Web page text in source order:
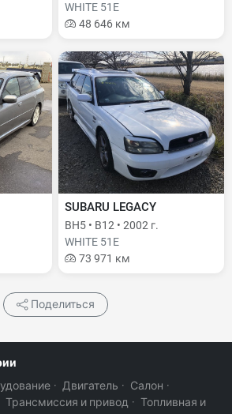
WHITE 51E
48 646 км
SUBARU LEGACY
BH5 • B12 • 2002 г.
WHITE 51E
73 971 км
Поделиться
· Двигатель · Салон ·
Трансмиссия и привод · Топливная и